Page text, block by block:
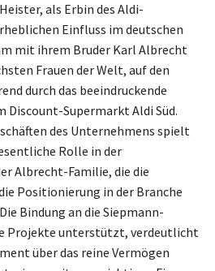
als Erbin des Aldi-
Einfluss im deutschen
mit ihrem Bruder Karl Albrecht
Frauen der Welt, auf den
durch das beeindruckende
Discount-Supermarkt Aldi Süd.
des Unternehmens spielt
Rolle in der
Albrecht-Familie, die die
Positionierung in der Branche
Bindung an die Siepmann-
Projekte unterstützt, verdeutlicht
über das reine Vermögen